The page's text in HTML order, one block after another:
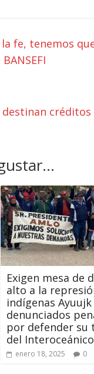
fe, tenemos
Exigen mesa de
alto a la
indígenas
denunciados
por defender
del Interoceánico
enero 18, 2025 0